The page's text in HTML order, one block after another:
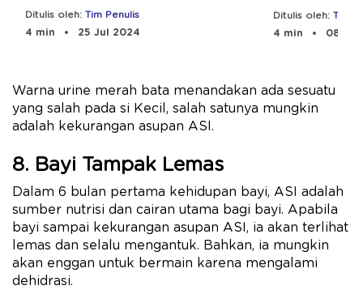
Menyusuinya
Ditulis oleh: Tim Penulis
4 min
25 Jul 2024
Ditulis oleh: Tim
4 min
08
Warna urine merah bata menandakan ada sesuatu
yang salah pada si Kecil, salah satunya mungkin
adalah kekurangan asupan ASI.
8. Bayi Tampak Lemas
Dalam 6 bulan pertama kehidupan bayi, ASI adalah
sumber nutrisi dan cairan utama bagi bayi. Apabila
bayi sampai kekurangan asupan ASI, ia akan terlihat
lemas dan selalu mengantuk. Bahkan, ia mungkin
akan enggan untuk bermain karena mengalami
dehidrasi.